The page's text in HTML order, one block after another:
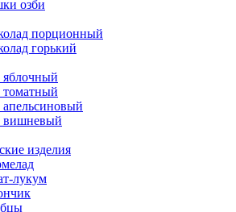
озби
порционный
горький
вишневый
изделия
лукум